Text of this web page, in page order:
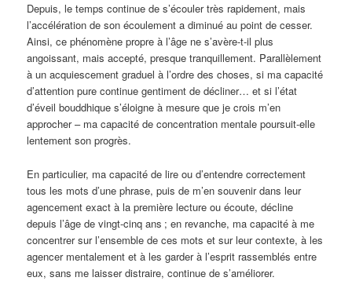
Depuis, le temps continue de s’écouler très rapidement, mais
l’accélération de son écoulement a diminué au point de cesser.
Ainsi, ce phénomène propre à l’âge ne s’avère-t-il plus
angoissant, mais accepté, presque tranquillement. Parallèlement
à un acquiescement graduel à l’ordre des choses, si ma capacité
d’attention pure continue gentiment de décliner… et si l’état
d’éveil bouddhique s’éloigne à mesure que je crois m’en
approcher – ma capacité de concentration mentale poursuit-elle
lentement son progrès.
En particulier, ma capacité de lire ou d’entendre correctement
tous les mots d’une phrase, puis de m’en souvenir dans leur
agencement exact à la première lecture ou écoute, décline
depuis l’âge de vingt-cinq ans ; en revanche, ma capacité à me
concentrer sur l’ensemble de ces mots et sur leur contexte, à les
agencer mentalement et à les garder à l’esprit rassemblés entre
eux, sans me laisser distraire, continue de s’améliorer.